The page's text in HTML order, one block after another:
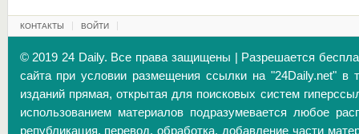
КОНТАКТЫ ВОЙТИ
© 2019 24 Daily. Все права защищены | Разрешается
сайта при условии размещения ссылки на "24Daily.net" в
изданий прямая, открытая для поисковых систем
использованием материалов подразумевается любое
републикация, перевод, обработка, добавление части